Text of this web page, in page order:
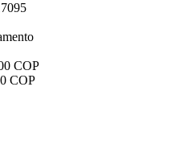
COP
COP